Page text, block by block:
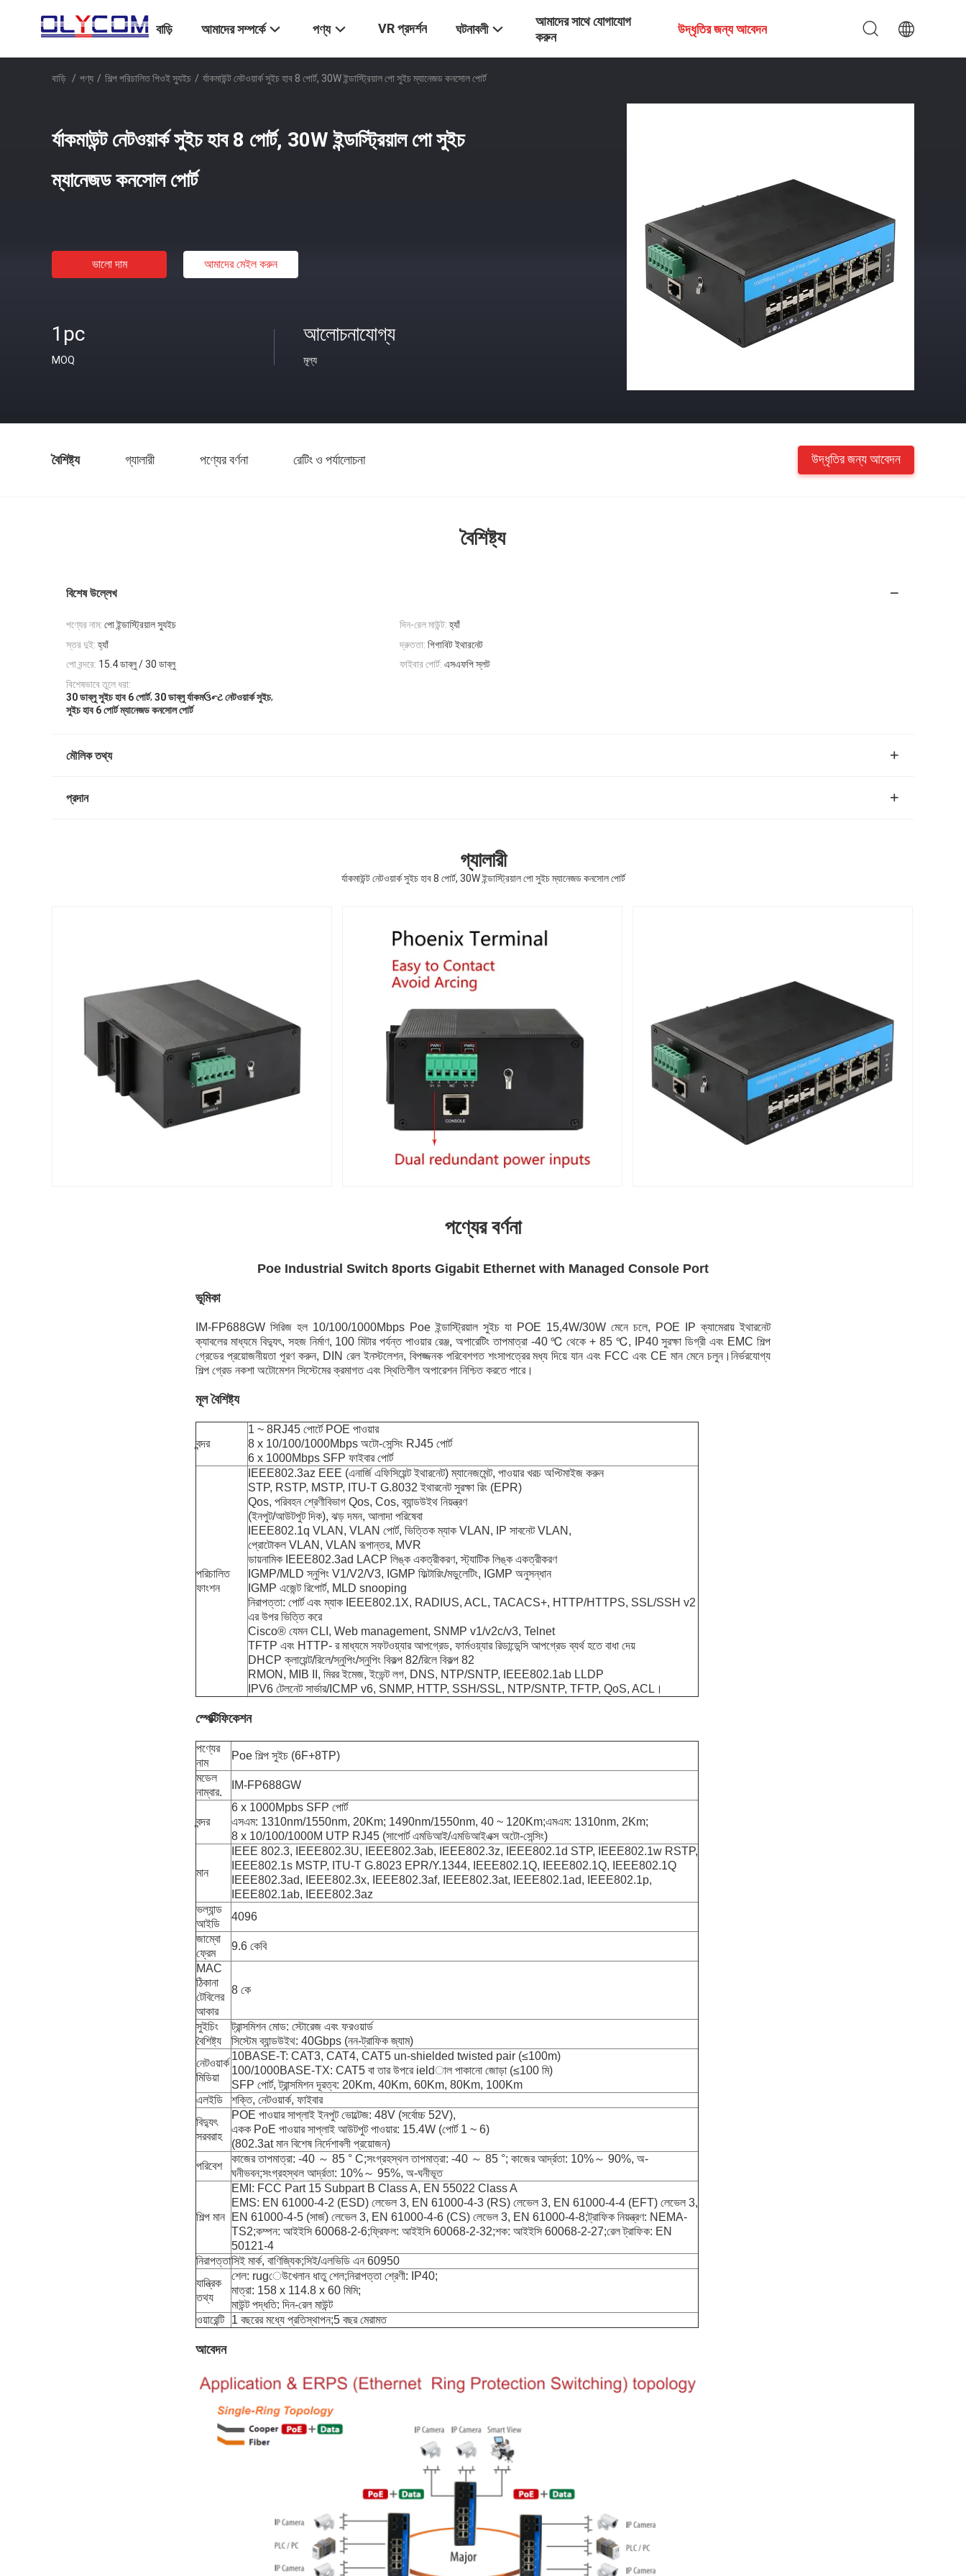
বাড়ি আমাদের সম্পর্কে পণ্য VR প্রদর্শন ঘটনাবলী
আমাদের সাথে যোগাযোগ
করুন
উদ্ধৃতির জন্য আবেদন
বাড়ি / পণ্য / শিল্প পরিচালিত পিওই স্যুইচ / র্যাকমাউন্ট নেটওয়ার্ক সুইচ হাব 8 পোর্ট, 30W ইন্ডাস্ট্রিয়াল পো সুইচ ম্যানেজড কনসোল পোর্ট
র্যাকমাউন্ট নেটওয়ার্ক সুইচ হাব 8 পোর্ট, 30W ইন্ডাস্ট্রিয়াল পো সুইচ
ম্যানেজড কনসোল পোর্ট
ভালো দাম আমাদের মেইল ​​করুন
1pc
MOQ
আলোচনাযোগ্য
মূল্য
বৈশিষ্ট্য গ্যালারী পণ্যের বর্ণনা রেটিং ও পর্যালোচনা উদ্ধৃতির জন্য আবেদন
বৈশিষ্ট্য
বিশেষ উল্লেখ
পণ্যের নাম: পো ইন্ডাস্ট্রিয়াল স্যুইচ দিন-রেল মাউন্ট: হ্যাঁ
স্তর দুই: হ্যাঁ দ্রুততা: গিগাবিট ইথারনেট
পো বন্দরে: 15.4 ডাব্লু / 30 ডাব্লু ফাইবার পোর্ট: এসএফপি স্লট
বিশেষভাবে তুলে ধরা:
30 ডাব্লু সুইচ হাব 6 পোর্ট, 30 ডাব্লু র্যাকমઉન્ટ নেটওয়ার্ক সুইচ,
সুইচ হাব 6 পোর্ট ম্যানেজড কনসোল পোর্ট
মৌলিক তথ্য
প্রদান
গ্যালারী
র্যাকমাউন্ট নেটওয়ার্ক সুইচ হাব 8 পোর্ট, 30W ইন্ডাস্ট্রিয়াল পো সুইচ ম্যানেজড কনসোল পোর্ট
পণ্যের বর্ণনা
Poe Industrial Switch 8ports Gigabit Ethernet with Managed Console Port
ভূমিকা
IM-FP688GW সিরিজ হল 10/100/1000Mbps Poe ইন্ডাস্ট্রিয়াল সুইচ যা POE 15,4W/30W মেনে চলে, POE IP ক্যামেরায় ইথারনেট
ক্যাবলের মাধ্যমে বিদ্যুৎ, সহজ নির্মাণ, 100 মিটার পর্যন্ত পাওয়ার রেঞ্জ, অপারেটিং তাপমাত্রা -40 ℃ থেকে + 85 ℃, IP40 সুরক্ষা ডিগ্রী এবং EMC শিল্প
গ্রেডের প্রয়োজনীয়তা পূরণ করুন, DIN রেল ইনস্টলেশন, বিপজ্জনক পরিবেশগত শংসাপত্রের মধ্য দিয়ে যান এবং FCC এবং CE মান মেনে চলুন।নির্ভরযোগ্য
শিল্প গ্রেড নকশা অটোমেশন সিস্টেমের ক্রমাগত এবং স্থিতিশীল অপারেশন নিশ্চিত করতে পারে।
মূল বৈশিষ্ট্য
বন্দর
1 ~ 8RJ45 পোর্টে POE পাওয়ার
8 x 10/100/1000Mbps অটো-সেন্সিং RJ45 পোর্ট
6 x 1000Mbps SFP ফাইবার পোর্ট
পরিচালিত
ফাংশন
IEEE802.3az EEE (এনার্জি এফিসিয়েন্ট ইথারনেট) ম্যানেজমেন্ট, পাওয়ার খরচ অপ্টিমাইজ করুন
STP, RSTP, MSTP, ITU-T G.8032 ইথারনেট সুরক্ষা রিং (EPR)
Qos, পরিবহন শ্রেণীবিভাগ Qos, Cos, ব্যান্ডউইথ নিয়ন্ত্রণ
(ইনপুট/আউটপুট দিক), ঝড় দমন, আলাদা পরিষেবা
IEEE802.1q VLAN, VLAN পোর্ট, ভিত্তিক ম্যাক VLAN, IP সাবনেট VLAN,
প্রোটোকল VLAN, VLAN রূপান্তর, MVR
ডায়নামিক IEEE802.3ad LACP লিঙ্ক একত্রীকরণ, স্ট্যাটিক লিঙ্ক একত্রীকরণ
IGMP/MLD স্নুপিং V1/V2/V3, IGMP ফিল্টারিং/মডুলেটিং, IGMP অনুসন্ধান
IGMP এজেন্ট রিপোর্ট, MLD snooping
নিরাপত্তা: পোর্ট এবং ম্যাক IEEE802.1X, RADIUS, ACL, TACACS+, HTTP/HTTPS, SSL/SSH v2
এর উপর ভিত্তি করে
Cisco® যেমন CLI, Web management, SNMP v1/v2c/v3, Telnet
TFTP এবং HTTP- র মাধ্যমে সফটওয়্যার আপগ্রেড, ফার্মওয়্যার রিডান্ডেন্সি আপগ্রেড ব্যর্থ হতে বাধা দেয়
DHCP ক্লায়েন্ট/রিলে/স্নুপিং/স্নুপিং বিকল্প 82/রিলে বিকল্প 82
RMON, MIB II, মিরর ইমেজ, ইভেন্ট লগ, DNS, NTP/SNTP, IEEE802.1ab LLDP
IPV6 টেলনেট সার্ভার/ICMP v6, SNMP, HTTP, SSH/SSL, NTP/SNTP, TFTP, QoS, ACL।
স্পেক্টিফিকেশন
পণ্যের
নাম
Poe শিল্প সুইচ (6F+8TP)
মডেল
নাম্বার.
IM-FP688GW
বন্দর
6 x 1000Mpbs SFP পোর্ট
এসএম: 1310nm/1550nm, 20Km; 1490nm/1550nm, 40 ~ 120Km;এমএম: 1310nm, 2Km;
8 x 10/100/1000M UTP RJ45 (সাপোর্ট এমডিআই/এমডিআইএক্স অটো-সেন্সিং)
মান
IEEE 802.3, IEEE802.3U, IEEE802.3ab, IEEE802.3z, IEEE802.1d STP, IEEE802.1w RSTP,
IEEE802.1s MSTP, ITU-T G.8023 EPR/Y.1344, IEEE802.1Q, IEEE802.1Q, IEEE802.1Q
IEEE802.3ad, IEEE802.3x, IEEE802.3af, IEEE802.3at, IEEE802.1ad, IEEE802.1p,
IEEE802.1ab, IEEE802.3az
ভল্যান্ড
আইডি
4096
জাম্বো
ফ্রেম
9.6 কেবি
MAC
ঠিকানা
টেবিলের
আকার
8 কে
সুইচিং
বৈশিষ্ট্য
ট্রান্সমিশন মোড: স্টোরেজ এবং ফরওয়ার্ড
সিস্টেম ব্যান্ডউইথ: 40Gbps (নন-ট্রাফিক জ্যাম)
নেটওয়ার্ক
মিডিয়া
10BASE-T: CAT3, CAT4, CAT5 un-shielded twisted pair (≤100m)
100/1000BASE-TX: CAT5 বা তার উপরে ieldাল পাকানো জোড়া (≤100 মি)
SFP পোর্ট, ট্রান্সমিশন দূরত্ব: 20Km, 40Km, 60Km, 80Km, 100Km
এলইডি
শক্তি, নেটওয়ার্ক, ফাইবার
বিদ্যুৎ
সরবরাহ
POE পাওয়ার সাপ্লাই ইনপুট ভোল্টেজ: 48V (সর্বোচ্চ 52V),
একক PoE পাওয়ার সাপ্লাই আউটপুট পাওয়ার: 15.4W (পোর্ট 1 ~ 6)
(802.3at মান বিশেষ নির্দেশাবলী প্রয়োজন)
পরিবেশ
কাজের তাপমাত্রা: -40 ～ 85 ° C;সংগ্রহস্থল তাপমাত্রা: -40 ～ 85 °; কাজের আর্দ্রতা: 10%～ 90%, অ-
ঘনীভবন;সংগ্রহস্থল আর্দ্রতা: 10%～ 95%, অ-ঘনীভূত
শিল্প মান
EMI: FCC Part 15 Subpart B Class A, EN 55022 Class A
EMS: EN 61000-4-2 (ESD) লেভেল 3, EN 61000-4-3 (RS) লেভেল 3, EN 61000-4-4 (EFT) লেভেল 3,
EN 61000-4-5 (সার্জ) লেভেল 3, EN 61000-4-6 (CS) লেভেল 3, EN 61000-4-8;ট্রাফিক নিয়ন্ত্রণ: NEMA-
TS2;কম্পন: আইইসি 60068-2-6;ফ্রিফল: আইইসি 60068-2-32;শক: আইইসি 60068-2-27;রেল ট্রাফিক: EN
50121-4
নিরাপত্তাসিই মার্ক, বাণিজ্যিক;সিই/এলভিডি এন 60950
যান্ত্রিক
তথ্য
শেল: rugেউখেলান ধাতু শেল;নিরাপত্তা শ্রেণী: IP40;
মাত্রা: 158 x 114.8 x 60 মিমি;
মাউন্ট পদ্ধতি: দিন-রেল মাউন্ট
ওয়ারেন্টি
1 বছরের মধ্যে প্রতিস্থাপন;5 বছর মেরামত
আবেদন